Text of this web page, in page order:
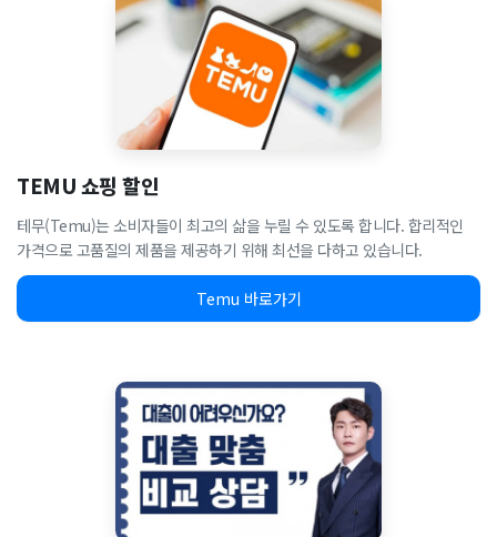
TEMU 쇼핑 할인
테무(Temu)는 소비자들이 최고의 삶을 누릴 수 있도록 합니다. 합리적인
가격으로 고품질의 제품을 제공하기 위해 최선을 다하고 있습니다.
Temu 바로가기